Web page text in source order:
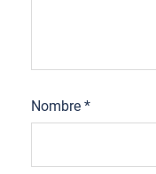
Nombre *